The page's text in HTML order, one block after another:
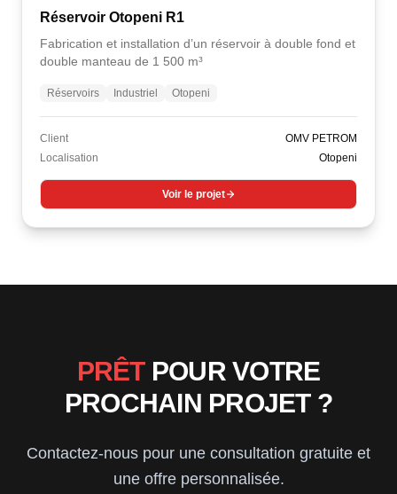
Réservoir Otopeni R1
Fabrication et installation d’un réservoir à double fond et
double manteau de 1 500 m³
Réservoirs Industriel Otopeni
Client
OMV PETROM
Localisation
Otopeni
Voir le projet
PRÊT POUR VOTRE
PROCHAIN PROJET ?
Contactez-nous pour une consultation gratuite et
une offre personnalisée.